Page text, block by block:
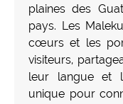
plaines des
pays. Les
cœurs et les
visiteurs,
leur langue et
unique pour